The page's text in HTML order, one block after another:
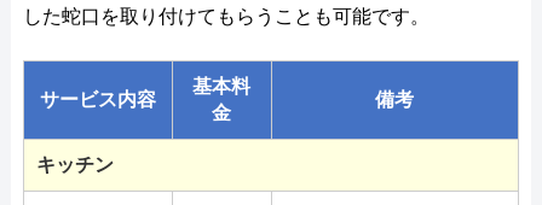
した蛇口を取り付けてもらうことも可能です。
サービス内容
基本料
金
備考
キッチン